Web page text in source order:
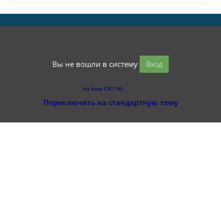
Вы не вошли в систему Вход
На базе СЭО 3KL
Переключить на стандартную тему